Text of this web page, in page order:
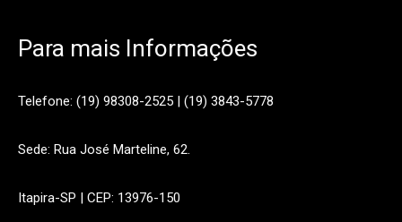
Para mais Informações
Telefone: (19) 98308-2525 | (19) 3843-5778
Sede: Rua José Marteline, 62.
Itapira-SP | CEP: 13976-150